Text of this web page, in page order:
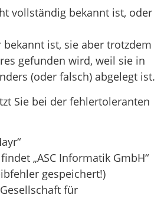
vollständig bekannt ist, oder
bekannt ist, sie aber trotzdem
gefunden wird, weil sie in
(oder falsch) abgelegt ist.
Sie bei der fehlertoleranten
„ASC Informatik GmbH“
gespeichert!)
für